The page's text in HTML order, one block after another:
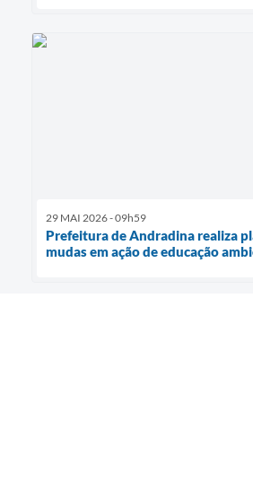
29 MAI 2026 - 09h59
Prefeitura de Andradina realiza
mudas em ação de educação